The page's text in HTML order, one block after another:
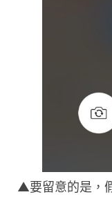
▲要留意的是，